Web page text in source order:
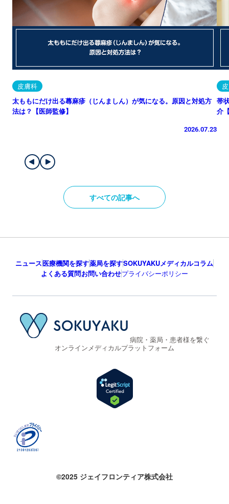
皮膚科
太ももにだけ出る蕁麻疹（じんましん）が気になる。原因と対処方
法は？【医師監修】
2026.07.23
帯
介
すべての記事へ
ニュース医療機関を探す薬局を探すSOKUYAKUメディカルコラム
よくある質問お問い合わせプライバシーポリシー
病院・薬局・患者様を繋ぐ
オンラインメディカルプラットフォーム
©2025 ジェイフロンティア株式会社